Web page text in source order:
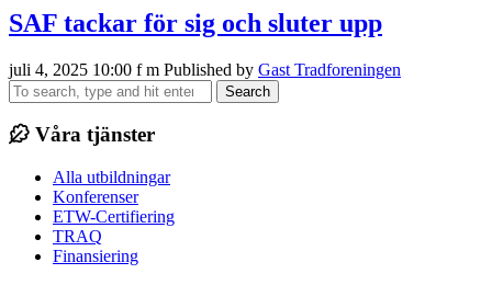
SAF tackar för sig och sluter upp
juli 4, 2025 10:00 f m Published by Gast Tradforeningen
Search
Våra tjänster
Alla utbildningar
Konferenser
ETW-Certifiering
TRAQ
Finansiering